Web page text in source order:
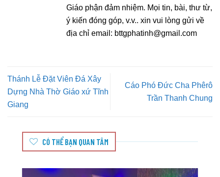
Giáo phận đảm nhiệm. Mọi tin, bài, thư từ,
ý kiến đóng góp, v.v.. xin vui lòng gửi về
địa chỉ email: bttgphatinh@gmail.com
Thánh Lễ Đặt Viên Đá Xây
Dựng Nhà Thờ Giáo xứ Tĩnh
Giang
Cáo Phó Đức Cha Phêrô
Trần Thanh Chung
CÓ THỂ BẠN QUAN TÂM